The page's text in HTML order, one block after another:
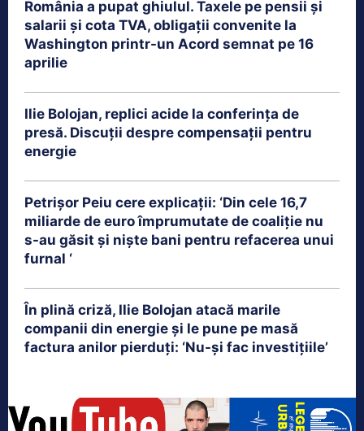
România a pupat ghiulul. Taxele pe pensii și
salarii și cota TVA, obligații convenite la
Washington printr-un Acord semnat pe 16
aprilie
Ilie Bolojan, replici acide la conferința de
presă. Discuții despre compensații pentru
energie
Petrişor Peiu cere explicații: ‘Din cele 16,7
miliarde de euro împrumutate de coaliţie nu
s-au găsit şi nişte bani pentru refacerea unui
furnal ‘
În plină criză, Ilie Bolojan atacă marile
companii din energie și le pune pe masă
factura anilor pierduți: ‘Nu-și fac investițiile’